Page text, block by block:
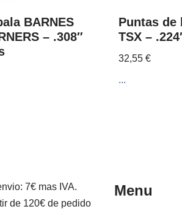
BARNES
– .308″
Puntas de
TSX –
32,55€
...
7€ mas IVA.
de 120€ de pedido
Menu